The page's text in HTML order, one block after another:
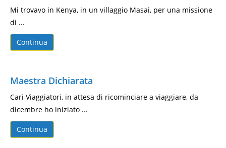
Mi trovavo in Kenya, in un villaggio Masai, per una missione
di ...
Continua
Maestra Dichiarata
Cari Viaggiatori, in attesa di ricominciare a viaggiare, da
dicembre ho iniziato ...
Continua